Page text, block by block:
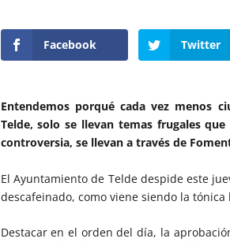
Facebook Twitter
Entendemos porqué cada vez menos
Telde, solo se llevan temas frugales
controversia, se llevan a través de
El Ayuntamiento de Telde despide este
descafeinado, como viene siendo la tónica
Destacar en el orden del día, la